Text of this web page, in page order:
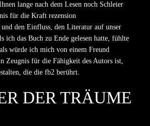
lange nach dem Lesen noch Schleier
für die Kraft rezension
und den Einfluss, den Literatur auf unser
ich das Buch zu Ende gelesen hatte, fühlte
würde ich mich von einem Freund
Zeugnis für die Fähigkeit des Autors ist,
die die fb2 berührt.
DER TRÄUME